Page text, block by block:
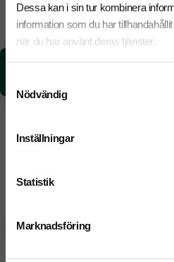
Dessa kan i sin tur kombinera
information som du har
när du har använt deras tjänster.
Nödvändig
Inställningar
Statistik
Marknadsföring
19 Augusti Beräknad
Snabbare